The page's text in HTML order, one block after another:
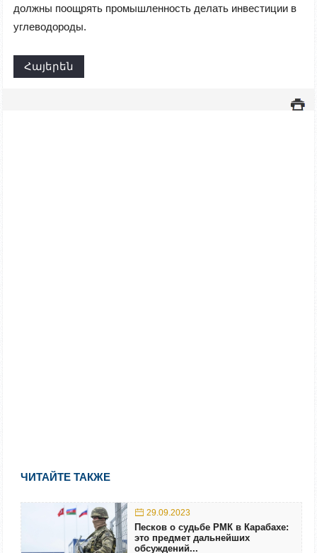
должны поощрять промышленность делать инвестиции в
углеводороды.
Հայերեն
ЧИТАЙТЕ ТАКЖЕ
29.09.2023
Песков о судьбе РМК в Карабахе:
это предмет дальнейших
обсуждений...